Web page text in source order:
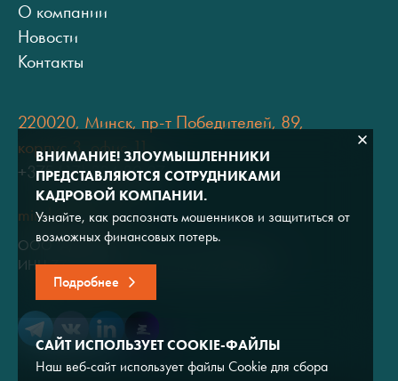
О компании
Новости
Контакты
220020, Минск, пр-т Победителей, 89,
корпус 3, офис 11
+375 (17) 334 80 07
minsk@adviros.by
ООО "Адвирос"
ИНН 7714572528 / ОГРН 1047796766380
ВНИМАНИЕ! ЗЛОУМЫШЛЕННИКИ
ПРЕДСТАВЛЯЮТСЯ СОТРУДНИКАМИ
КАДРОВОЙ КОМПАНИИ.
Узнайте, как распознать мошенников и защититься от
возможных финансовых потерь.
Подробнее
САЙТ ИСПОЛЬЗУЕТ COOKIE-ФАЙЛЫ
Наш веб-сайт использует файлы Cookie для сбора